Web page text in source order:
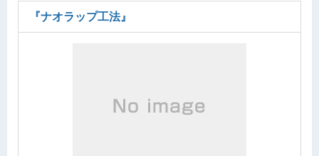
『ナオラップ工法』